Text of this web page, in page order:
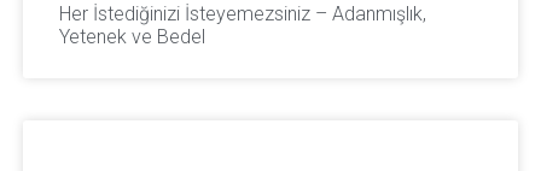
Her İstediğinizi İsteyemezsiniz – Adanmışlık,
Yetenek ve Bedel